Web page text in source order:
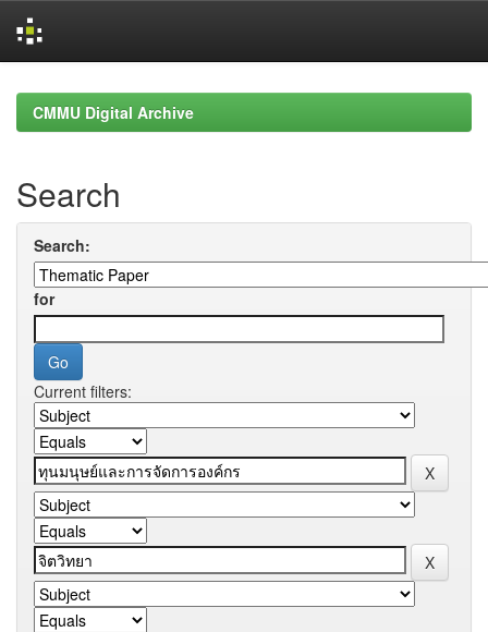
navigationCMMU Digital Archive
Search
Search:
for
Current filters: